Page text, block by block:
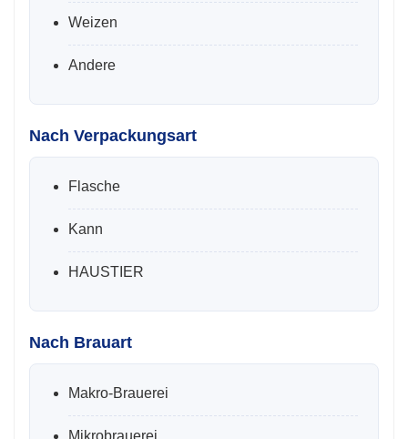
Weizen
Andere
Nach Verpackungsart
Flasche
Kann
HAUSTIER
Nach Brauart
Makro-Brauerei
Mikrobrauerei